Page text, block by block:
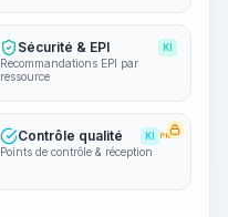
Sécurité & EPI KI
Recommandations EPI par
ressource
Contrôle qualité KI PRO
Points de contrôle & réception